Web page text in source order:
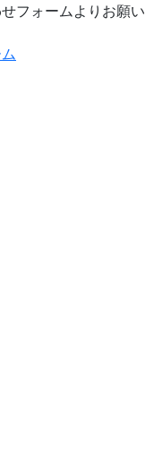
フォームよりお願い